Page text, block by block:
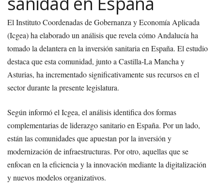
El Instituto Coordenadas de Gobernanza y Economía Aplicada
(Icgea) ha elaborado un análisis que revela cómo Andalucía ha
tomado la delantera en la inversión sanitaria en España. El estudio
destaca que esta comunidad, junto a Castilla-La Mancha y
Asturias, ha incrementado significativamente sus recursos en el
sector durante la presente legislatura.
Según informó el Icgea, el análisis identifica dos formas
complementarias de liderazgo sanitario en España. Por un lado,
están las comunidades que apuestan por la inversión y
modernización de infraestructuras. Por otro, aquellas que se
enfocan en la eficiencia y la innovación mediante la digitalización
y nuevos modelos organizativos.